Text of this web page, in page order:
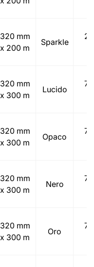
320 mm
x 200 m
Sparkle
320 mm
x 300 m
Lucido
320 mm
x 300 m
Opaco
320 mm
x 300 m
Nero
320 mm
x 300 m
Oro